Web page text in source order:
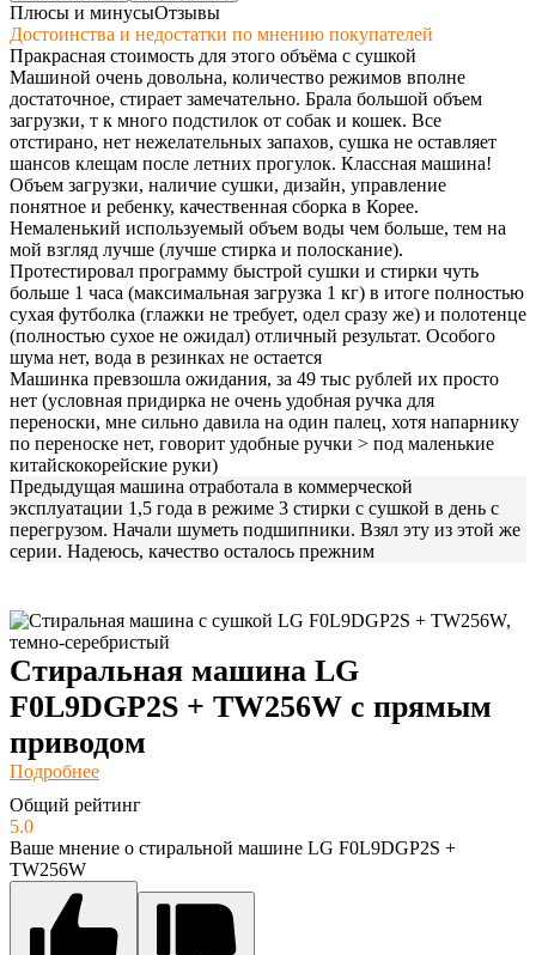
Плюсы и минусыОтзывы
Достоинства и недостатки по мнению покупателей
Пракрасная стоимость для этого объёма с сушкой
Машиной очень довольна, количество режимов вполне
достаточное, стирает замечательно. Брала большой объем
загрузки, т к много подстилок от собак и кошек. Все
отстирано, нет нежелательных запахов, сушка не оставляет
шансов клещам после летних прогулок. Классная машина!
Объем загрузки, наличие сушки, дизайн, управление
понятное и ребенку, качественная сборка в Корее.
Немаленький используемый объем воды чем больше, тем на
мой взгляд лучше (лучше стирка и полоскание).
Протестировал программу быстрой сушки и стирки чуть
больше 1 часа (максимальная загрузка 1 кг) в итоге полностью
сухая футболка (глажки не требует, одел сразу же) и полотенце
(полностью сухое не ожидал) отличный результат. Особого
шума нет, вода в резинках не остается
Машинка превзошла ожидания, за 49 тыс рублей их просто
нет (условная придирка не очень удобная ручка для
переноски, мне сильно давила на один палец, хотя напарнику
по переноске нет, говорит удобные ручки > под маленькие
китайскокорейские руки)
Предыдущая машина отработала в коммерческой
эксплуатации 1,5 года в режиме 3 стирки с сушкой в день с
перегрузом. Начали шуметь подшипники. Взял эту из этой же
серии. Надеюсь, качество осталось прежним
Стиральная машина LG
F0L9DGP2S + TW256W с прямым
приводом
Подробнее
Общий рейтинг
5.0
Ваше мнение о стиральной машине LG F0L9DGP2S +
TW256W